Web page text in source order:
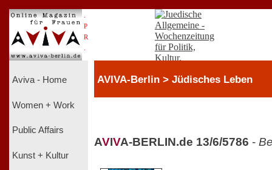
P
R
Aviva - Home
Women + Work
Public Affairs
Kunst + Kultur
AVIVA-Berlin > Jüdisches Leben
AVIVA-BERLIN.de 13/6/5786 -